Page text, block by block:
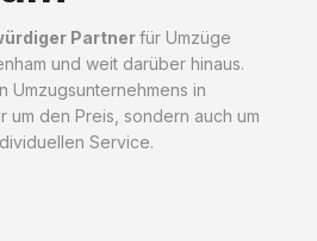
Partnerfür Umzüge
und weit darüber hinaus.
Umzugsunternehmens in
um den Preis, sondern auch um
Service.